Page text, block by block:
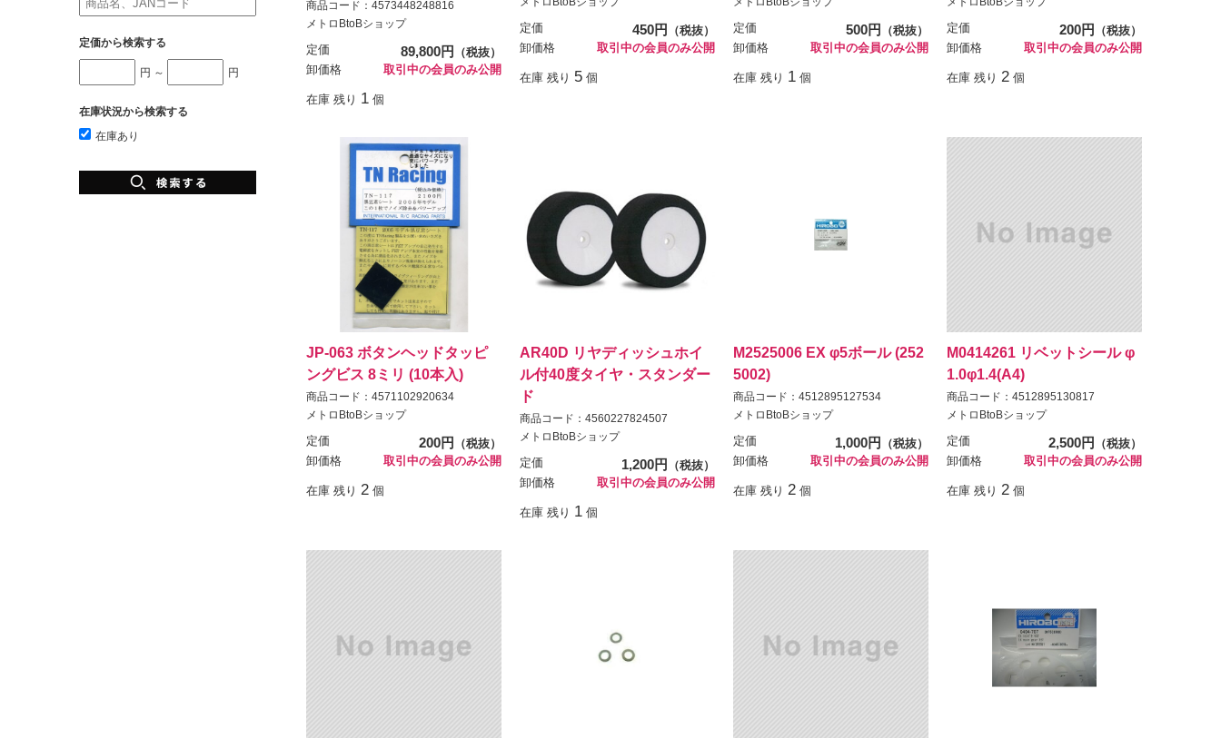
商品コード：4573448248816
メトロBtoBショップ
定価 89,800円
（税抜）
卸価格
取引中の会員のみ公開
在庫 残り 1 個
定価 450円
（税抜）
卸価格
取引中の会員のみ公開
在庫 残り 5 個
定価 500円
（税抜）
卸価格
取引中の会員のみ公開
在庫 残り 1 個
定価 200円
（税抜）
卸価格
取引中の会員のみ公開
在庫 残り 2 個
JP-063 ボタンヘッドタッピ
ングビス 8ミリ (10本入)
商品コード：4571102920634
メトロBtoBショップ
定価 200円
（税抜）
卸価格
取引中の会員のみ公開
在庫 残り 2 個
AR40D リヤディッシュホイ
ル付40度タイヤ・スタンダー
ド
商品コード：4560227824507
メトロBtoBショップ
定価 1,200円
（税抜）
卸価格
取引中の会員のみ公開
在庫 残り 1 個
M2525006 EX φ5ボール (252
5002)
商品コード：4512895127534
メトロBtoBショップ
定価 1,000円
（税抜）
卸価格
取引中の会員のみ公開
在庫 残り 2 個
M0414261 リベットシール φ
1.0φ1.4(A4)
商品コード：4512895130817
メトロBtoBショップ
定価 2,500円
（税抜）
卸価格
取引中の会員のみ公開
在庫 残り 2 個
定価から検索する
円 ～ 円
在庫状況から検索する
在庫あり